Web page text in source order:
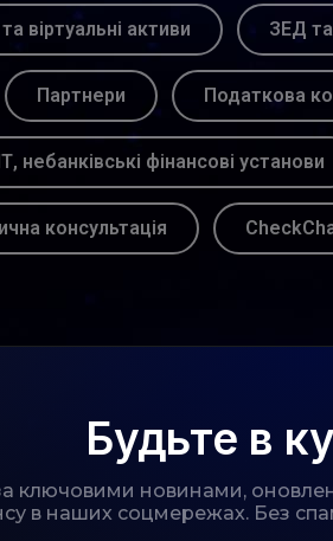
віртуальні активи ЗЕД та
Партнери Податкова
небанківські фінансові установи
консультація
Будьте в
ключовими новинами,
в наших соцмережах. Без